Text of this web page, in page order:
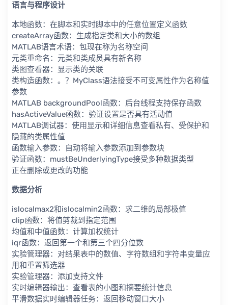
语言与程序设计
本地函数：在脚本和实时脚本中的任意位置定义函数
createArray函数：生成指定类和大小的数组
MATLAB语言术语：包现在称为名称空间
元类重命名：元类和类成员具有新名称
类图查看器：显示类的关联
类构造函数：。？MyClass语法接受不可变属性作为名称值
参数
MATLAB backgroundPool函数：后台线程支持保存函数
hasActiveValue函数：验证设置是否具有活动值
MATLAB调试器：使用显示和详细信息查看私有、受保护和
隐藏的类属性值
函数输入参数：自动将输入参数添加到参数块
验证函数：mustBeUnderlyingType接受多种数据类型
正在删除或更改的功能
数据分析
islocalmax2和islocalmin2函数：求二维的局部极值
clip函数：将值剪裁到指定范围
均值和中值函数：计算加权统计
iqr函数：返回第一个和第三个四分位数
实验管理器：对结果表中的数值、字符数组和字符串变量应
用和重置筛选器
实验管理器：添加支持文件
实时编辑器输出：查看表的小图和摘要统计信息
平滑数据实时编辑器任务：返回移动窗口大小